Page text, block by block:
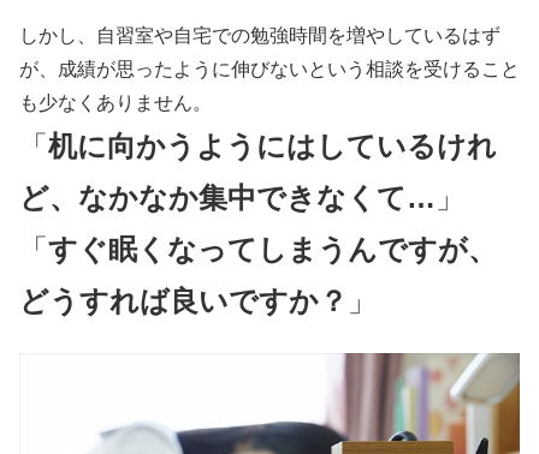
しかし、自習室や自宅での勉強時間を増やしているはず
が、成績が思ったように伸びないという相談を受けること
も少なくありません。
「 机に向かうようにはしているけれ
ど、なかなか集中できなくて… 」
「 すぐ眠くなってしまうんですが、
どうすれば良いですか？ 」